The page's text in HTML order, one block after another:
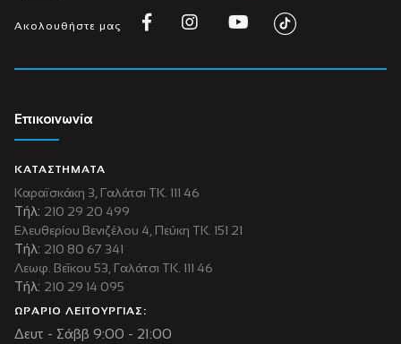
Ακολουθήστε μας
Επικοινωνία
ΚΑΤΑΣΤΗΜΑΤΑ
Καραϊσκάκη 3, Γαλάτσι ΤΚ. 111 46
Τήλ: 210 29 20 499
Ελευθερίου Βενιζέλου 4, Πεύκη ΤΚ. 151 21
Τήλ: 210 80 67 341
Λεωφ. Βεΐκου 53, Γαλάτσι ΤΚ. 111 46
Τήλ: 210 29 14 095
ΩΡΑΡΙΟ ΛΕΙΤΟΥΡΓΙΑΣ:
Δευτ - Σάββ 9:00 - 21:00